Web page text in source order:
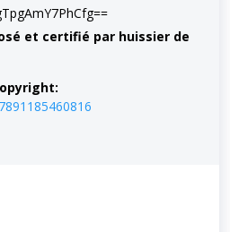
et certifié par huissier de